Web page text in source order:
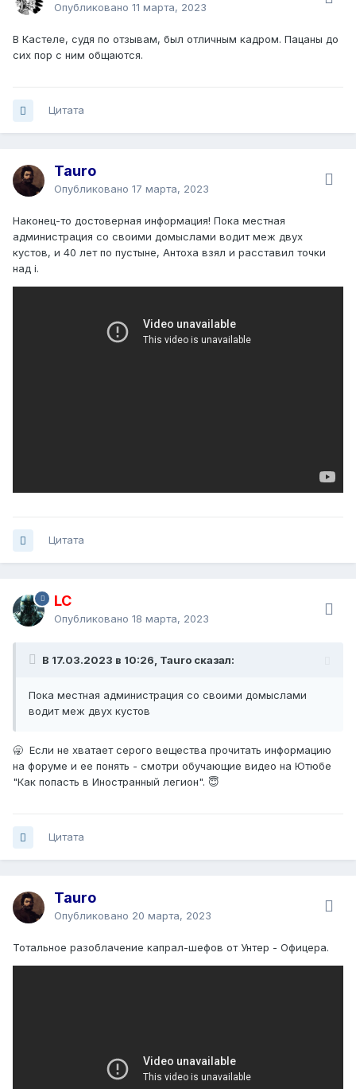
Опубликовано 11 марта, 2023
В Кастеле, судя по отзывам, был отличным кадром. Пацаны до
сих пор с ним общаются.
Цитата
Tauro
Опубликовано 17 марта, 2023
Наконец-то достоверная информация! Пока местная
администрация со своими домыслами водит меж двух
кустов, и 40 лет по пустыне, Антоха взял и расставил точки
над i.
Цитата
LC
Опубликовано 18 марта, 2023
В 17.03.2023 в 10:26, Tauro сказал:
Пока местная администрация со своими домыслами
водит меж двух кустов
🥱 Если не хватает серого вещества прочитать информацию
на форуме и ее понять - смотри обучающие видео на Ютюбе
"Как попасть в Иностранный легион". 😇
Цитата
Tauro
Опубликовано 20 марта, 2023
Тотальное разоблачение капрал-шефов от Унтер - Офицера.